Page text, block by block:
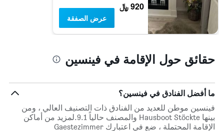
920 ﷼
عرض الصفقة
حقائق حول الإقامة في فينسين
ما أفضل الفنادق في فينسين؟
فينسين موطن للعديد من الفنادق ذات التصنيف العالي ، ومن
بينها Hausboot Stöckte والمصنف حالياً 9.1.لمزيد من أماكن
الإقامة المحتملة ، ضع في اعتبارك Gaestezimmer